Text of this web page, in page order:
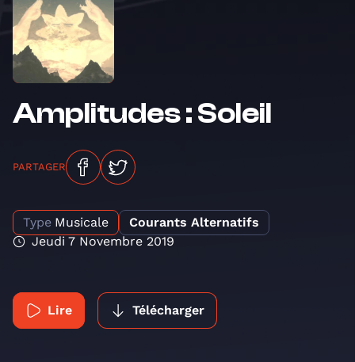
Amplitudes : Soleil
PARTAGER
Type Musicale
Courants Alternatifs
Jeudi 7 Novembre 2019
Lire Télécharger